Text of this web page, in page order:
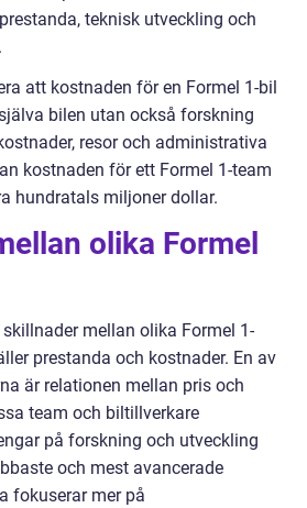
teknisk utveckling och
att kostnaden för en Formel 1-bil
bilen utan också forskning
resor och administrativa
kostnaden för ett Formel 1-team
hundratals miljoner dollar.
olika Formel
mellan olika Formel 1-
prestanda och kostnader. En av
är relationen mellan pris och
team och biltillverkare
på forskning och utveckling
och mest avancerade
fokuserar mer på